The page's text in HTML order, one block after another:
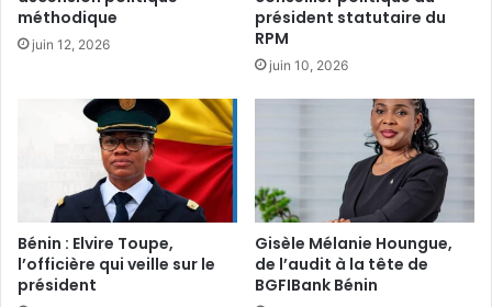
méthodique‎
juin 12, 2026
président statutaire du
RPM
juin 10, 2026
Bénin : Elvire Toupe,
l’officière qui veille sur le
président‎‎
Gisèle Mélanie Houngue,
de l’audit à la tête de
BGFIBank Bénin